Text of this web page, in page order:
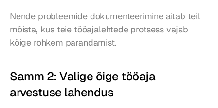
Nende probleemide dokumenteerimine aitab teil
mõista, kus teie tööajalehtede protsess vajab
kõige rohkem parandamist.
Samm 2: Valige õige tööaja
arvestuse lahendus